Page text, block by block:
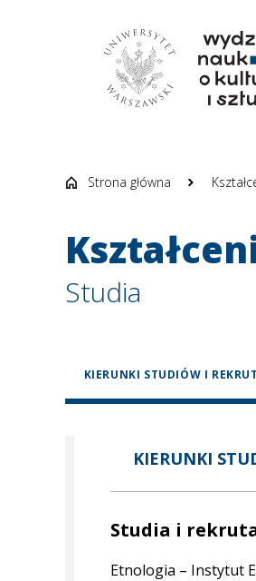
Strona główna
Studia
KIERUNKI STUDIÓW I
KIERUNKI
Studia i
Etnologia – Instytut